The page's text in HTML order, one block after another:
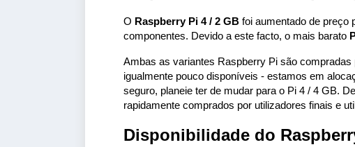
O Raspberry Pi 4 / 2 GB foi aumentado de preço
componentes. Devido a este facto, o mais barato
Ambas as variantes Raspberry Pi são
igualmente pouco disponíveis - estamos em
seguro, planeie ter de mudar para o Pi 4 / 4 GB.
rapidamente comprados por utilizadores finais e
Disponibilidade do